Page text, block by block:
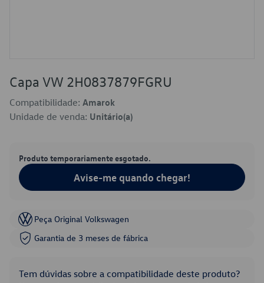
Capa VW 2H0837879FGRU
Compatibilidade: Amarok
Unidade de venda: Unitário(a)
Produto temporariamente esgotado.
Avise-me quando chegar!
Peça Original Volkswagen
Garantia de 3 meses de fábrica
Tem dúvidas sobre a compatibilidade deste produto?